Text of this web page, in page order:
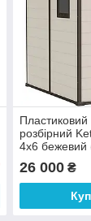
Пластиковий
розбірний
4х6 бежевий
26 000₴